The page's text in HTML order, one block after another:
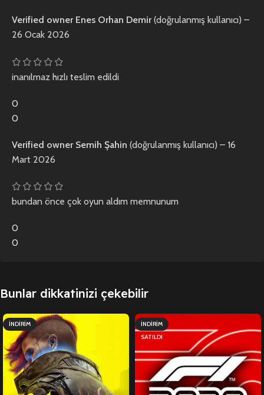
Verified owner Enes Orhan Demir(doğrulanmış kullanıcı) –
26 Ocak 2026
inanılmaz hızlı teslim edildi
0
0
Verified owner Semih Şahin (doğrulanmış kullanıcı) – 16
Mart 2026
bundan önce çok oyun aldım memnunum
0
0
Bunlar dikkatinizi çekebilir
İNDIRIM
İNDIRIM
SATILDI